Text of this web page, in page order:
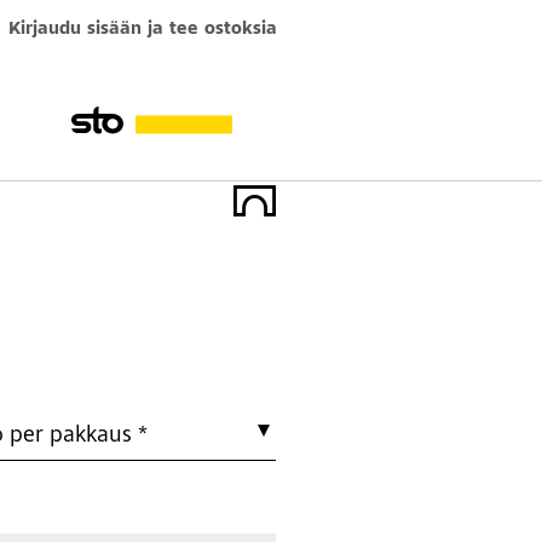
Kirjaudu sisään ja tee ostoksia
per pakkaus *